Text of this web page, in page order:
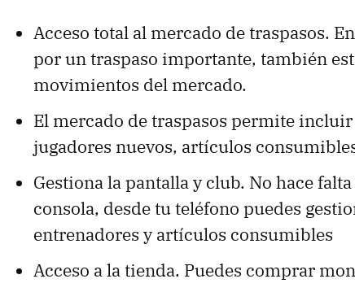
Acceso total al mercado de traspasos.
por un traspaso importante, también
movimientos del mercado.
El mercado de traspasos permite
jugadores nuevos, artículos
Gestiona la pantalla y club. No hace
consola, desde tu teléfono puedes
entrenadores y artículos consumibles
Acceso a la tienda. Puedes comprar